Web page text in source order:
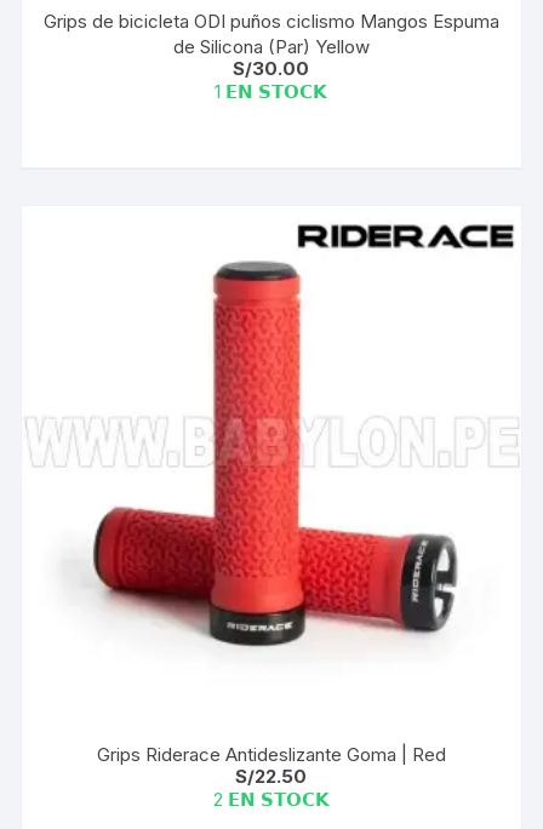
Grips de bicicleta ODI puños ciclismo Mangos Espuma
de Silicona (Par) Yellow
S/30.00
1 𝗘𝗡 𝗦𝗧𝗢𝗖𝗞
Grips Riderace Antideslizante Goma | Red
S/22.50
2 𝗘𝗡 𝗦𝗧𝗢𝗖𝗞